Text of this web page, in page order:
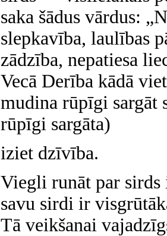
saka šādus vārdus:
slepkavība, laulības
zādzība, nepatiesa
Vecā Derība kādā
mudina rūpīgi sargāt
rūpīgi sargāta)
iziet dzīvība.
Viegli runāt par
savu sirdi ir
Tā veikšanai